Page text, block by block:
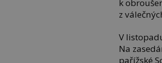
k
z
V
Na
pařížské